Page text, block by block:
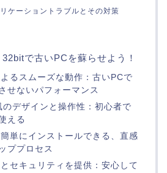
ケーショントラブルとその対策
で古いPCを蘇らせよう！
るスムーズな動作：古いPCで
せないパフォーマンス
デザインと操作性：初心者で
える
単にインストールできる、直感
ププロセス
セキュリティを提供：安心して